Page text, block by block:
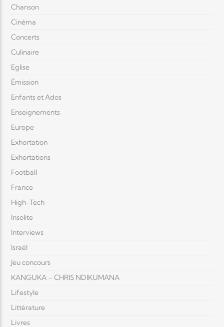
Chanson
Cinéma
Concerts
Culinaire
Eglise
Émission
Enfants et Ados
Enseignements
Europe
Exhortation
Exhortations
Football
France
High-Tech
Insolite
Interviews
Israël
Jeu concours
KANGUKA – CHRIS NDIKUMANA
Lifestyle
Littérature
Livres